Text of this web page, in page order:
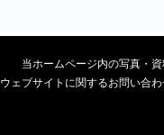
当ホームページ内の写真・
ウェブサイトに関するお問い合